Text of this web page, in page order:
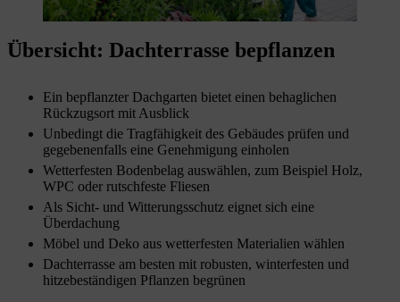
Übersicht: Dachterrasse bepflanzen
Ein bepflanzter Dachgarten bietet einen behaglichen
Rückzugsort mit Ausblick
Unbedingt die Tragfähigkeit des Gebäudes prüfen und
gegebenenfalls eine Genehmigung einholen
Wetterfesten Bodenbelag auswählen, zum Beispiel Holz,
WPC oder rutschfeste Fliesen
Als Sicht- und Witterungsschutz eignet sich eine
Überdachung
Möbel und Deko aus wetterfesten Materialien wählen
Dachterrasse am besten mit robusten, winterfesten und
hitzebeständigen Pflanzen begrünen